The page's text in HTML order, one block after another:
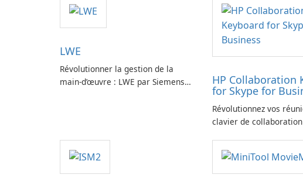
LWE
Révolutionner la gestion de la
main-d’œuvre : LWE par Siemens
HP Collaboration
for Skype for
Révolutionnez vos
clavier de collaboration